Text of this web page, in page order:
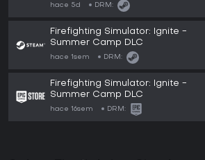
hace 5d DRM:
Firefighting Simulator: Ignite -
Summer Camp DLC
hace 1sem DRM:
Firefighting Simulator: Ignite -
Summer Camp DLC
hace 16sem DRM: